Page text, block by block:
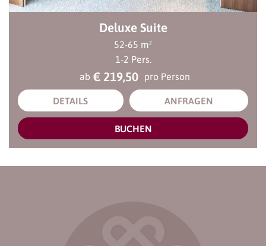
Deluxe Suite
52-65 m²
1 -2 Pers.
ab € 219,50 pro Person
DETAILS ANFRAGEN
BUCHEN